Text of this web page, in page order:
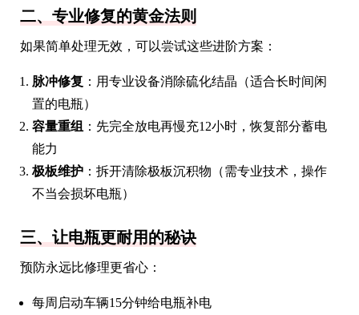
二、专业修复的黄金法则
如果简单处理无效，可以尝试这些进阶方案：
脉冲修复 ：用专业设备消除硫化结晶（适合长时间闲
置的电瓶）
容量重组 ：先完全放电再慢充12小时，恢复部分蓄电
能力
极板维护 ：拆开清除极板沉积物（需专业技术，操作
不当会损坏电瓶）
三、让电瓶更耐用的秘诀
预防永远比修理更省心：
每周启动车辆15分钟给电瓶补电